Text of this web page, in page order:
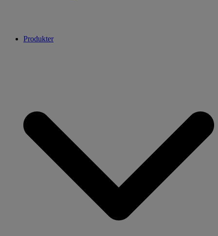
Produkter